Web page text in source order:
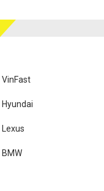
VinFast
Hyundai
Lexus
BMW